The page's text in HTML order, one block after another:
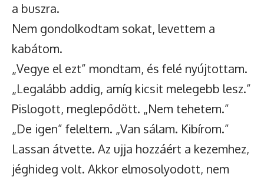
a buszra.
Nem gondolkodtam sokat, levettem a
kabátom.
„Vegye el ezt” mondtam, és felé nyújtottam.
„Legalább addig, amíg kicsit melegebb lesz.”
Pislogott, meglepődött. „Nem tehetem.”
„De igen” feleltem. „Van sálam. Kibírom.”
Lassan átvette. Az ujja hozzáért a kezemhez,
jéghideg volt. Akkor elmosolyodott, nem